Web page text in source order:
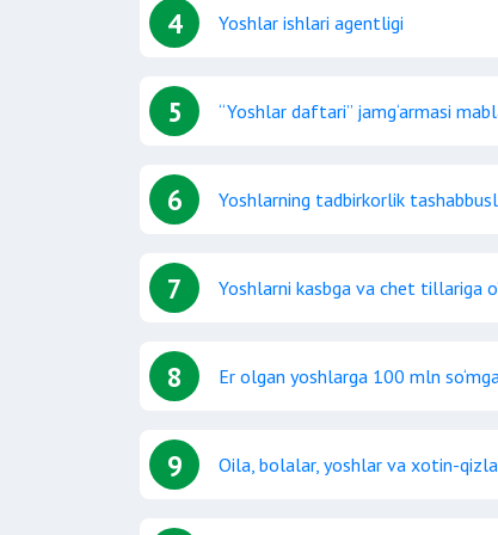
4 Yoshlar ishlari agentligi
5 “Yoshlar daftari” jamg‘armasi
6 Yoshlarning tadbirkorlik
7 Yoshlarni kasbga va chet tillariga
8 Er olgan yoshlarga 100 mln
9 Oila, bolalar, yoshlar va xotin-